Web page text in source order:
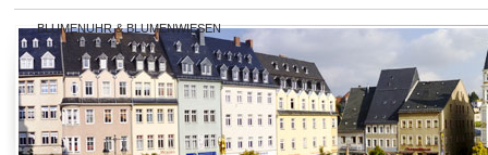
BLUMENUHR & BLUMENWIESEN